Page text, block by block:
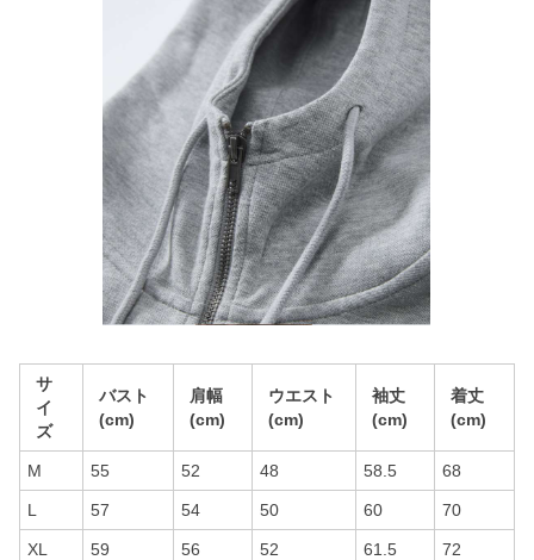
サ
イ
ズ
バスト
(cm)
肩幅
(cm)
ウエスト
(cm)
袖丈
(cm)
着丈
(cm)
M 55 52 48 58.5 68
L 57 54 50 60 70
XL 59 56 52 61.5 72